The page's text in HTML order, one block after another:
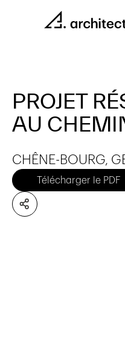
PROJET
AU
CHÊNE-BOURG,
Télécharger le PDF